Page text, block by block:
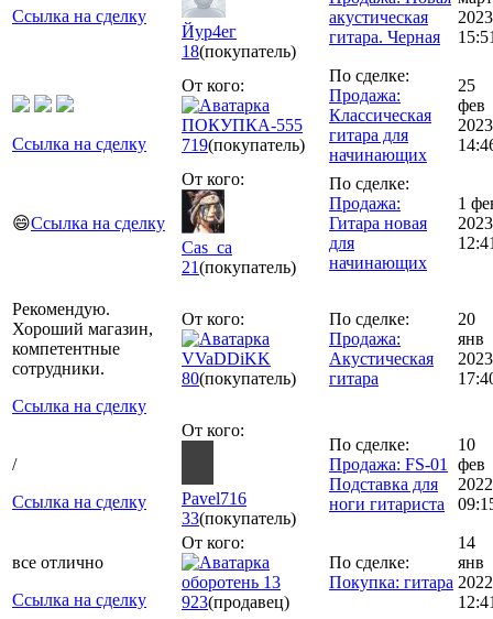
Ссылка на сделку
Йур4ег
18(покупатель)
акустическая
гитара. Черная
2023
Ссылка на сделку
От кого:
ПОКУПКА-555
719(покупатель)
По сделке:
Продажа:
Классическая
гитара для
начинающих
25
фев
2023
😄Ссылка на сделку
От кого:
Cas_ca
21(покупатель)
По сделке:
Продажа:
Гитара новая
для
начинающих
1
2023
Рекомендую.
Хороший магазин,
компетентные
сотрудники.
Ссылка на сделку
От кого:
VVaDDiKK
80(покупатель)
По сделке:
Продажа:
Акустическая
гитара
20
янв
2023
/
Ссылка на сделку
От кого:
Pavel716
33(покупатель)
По сделке:
Продажа: FS-01
Подставка для
ноги гитариста
10
фев
2022
все отлично
Ссылка на сделку
От кого:
оборотень 13
923(продавец)
По сделке:
Покупка: гитара
14
янв
2022